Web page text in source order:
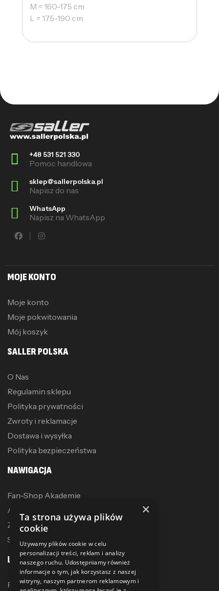
M = 160-175 cm
L = 175-190 cm
+48 531 521 330
Pomoc handlowa
sklep@sallerpolska.pl
Napisz do nas
WhatsApp
Napisz na WhatsApp
MOJE KONTO
Moje konto
Moje pokwitowania
Mój koszyk
SALLER POLSKA
O Nas
Regulamin sklepu
Polityka prywatności
Zwroty i reklamacje
Dostawa i wysyłka
Polityka bezpieczeństwa
NAWIGACJA
Fan-Shop Akademie
Akcesoria treningowe
Zostań dystrybutorem
Sublimacja
LINKI
Promocje
×
Ta strona używa plików
cookie
Używamy plików cookie w celu
personalizacji treści, reklam i analizy
naszego ruchu. Udostępniamy również
informacje o tym, jak korzystasz z naszej
witryny, naszym partnerom reklamowym i